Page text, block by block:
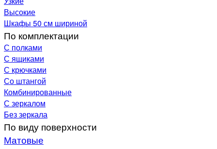
Высокие
Шкафы 50 см шириной
По комплектации
С полками
С ящиками
С крючками
Со штангой
Комбинированные
С зеркалом
Без зеркала
По виду поверхности
Матовые